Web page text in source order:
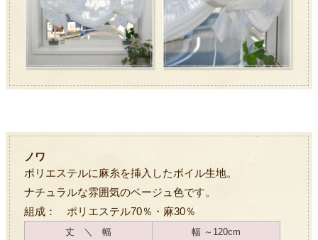
ノワ
ポリエステルに麻糸を挿入したボイル生地。
ナチュラルな雰囲気のベージュ色です。
組成： ポリエステル70％・麻30％
丈 ＼ 幅 幅 ～120cm